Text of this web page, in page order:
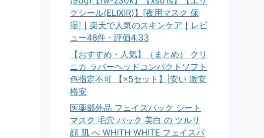
クシール(ELIXIR)】[夜用マスク 保
湿]｜楽天で人気のスキンケア｜レビ
ュー48件・評価4.33
【おすすめ・人気】（まとめ） クリ
ニカ ラバーヘッドコンパクトソフト
色指定不可 【×5セット】|安い 激安
格安
医薬部外品 フェイスパック シート
マスク 毛穴 パック 美白 の ツルリ
顔 肌 へ WHITH WHITE フェイスパ